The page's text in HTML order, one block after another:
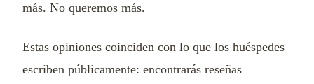
más. No queremos más.
Estas opiniones coinciden con lo que los huéspedes
escriben públicamente: encontrarás reseñas